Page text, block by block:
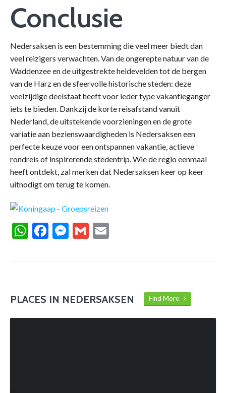
Conclusie
Nedersaksen is een bestemming die veel meer biedt dan
veel reizigers verwachten. Van de ongerepte natuur van de
Waddenzee en de uitgestrekte heidevelden tot de bergen
van de Harz en de sfeervolle historische steden: deze
veelzijdige deelstaat heeft voor ieder type vakantieganger
iets te bieden. Dankzij de korte reisafstand vanuit
Nederland, de uitstekende voorzieningen en de grote
variatie aan bezienswaardigheden is Nedersaksen een
perfecte keuze voor een ontspannen vakantie, actieve
rondreis of inspirerende stedentrip. Wie de regio eenmaal
heeft ontdekt, zal merken dat Nedersaksen keer op keer
uitnodigt om terug te komen.
WhatsApp
Facebook
Messenger
Gmail
PLACES IN NEDERSAKSEN Find More